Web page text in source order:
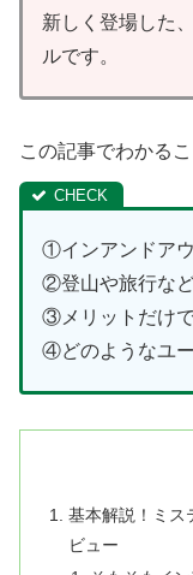
新しく登場した
ルです。
この記事でわかるこ
①インアンドア
②登山や旅行な
③メリットだけ
④どのようなユ
基本解説！ミス
ビュー